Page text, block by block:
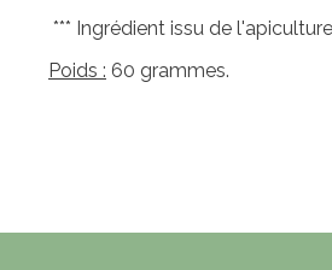
*** Ingrédient issu de
Poids : 60 grammes.